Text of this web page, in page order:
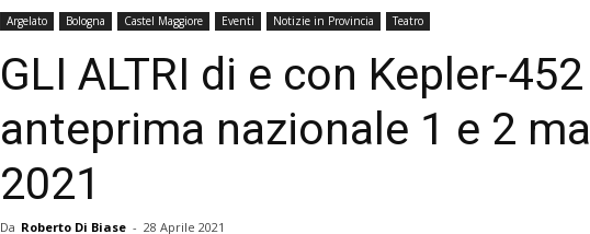
Argelato Bologna Castel Maggiore Eventi Notizie in Provincia Teatro
GLI ALTRI di e con Kepler-452
anteprima nazionale 1 e 2
2021
Da Roberto Di Biase - 28 Aprile 2021